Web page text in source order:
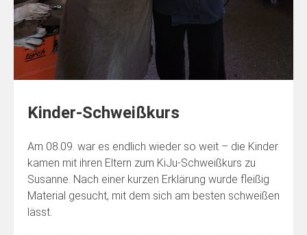
Kinder-Schweißkurs
Am 08.09. war es endlich wieder so weit – die Kinder
kamen mit ihren Eltern zum KiJu-Schweißkurs zu
Susanne. Nach einer kurzen Erklärung wurde fleißig
Material gesucht, mit dem sich am besten schweißen
lässt.